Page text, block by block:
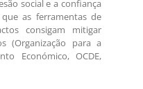
social e a confiança
as ferramentas de
consigam mitigar
(Organização para a
Económico, OCDE,